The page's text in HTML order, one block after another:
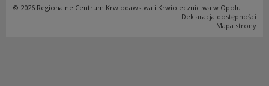
© 2026 Regionalne Centrum Krwiodawstwa i Krwiolecznictwa w Opolu
Deklaracja dostępności
Mapa strony